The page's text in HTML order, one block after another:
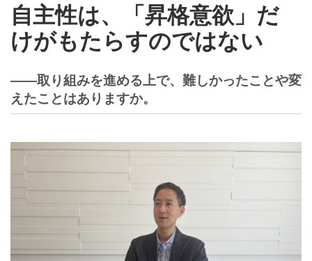
自主性は、「昇格意欲」だ
けがもたらすのではない
――取り組みを進める上で、難しかったことや変
えたことはありますか。